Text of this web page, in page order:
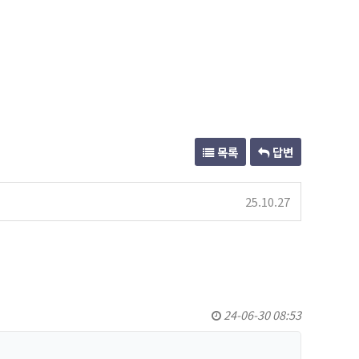
목록 답변
25.10.27
24-06-30 08:53